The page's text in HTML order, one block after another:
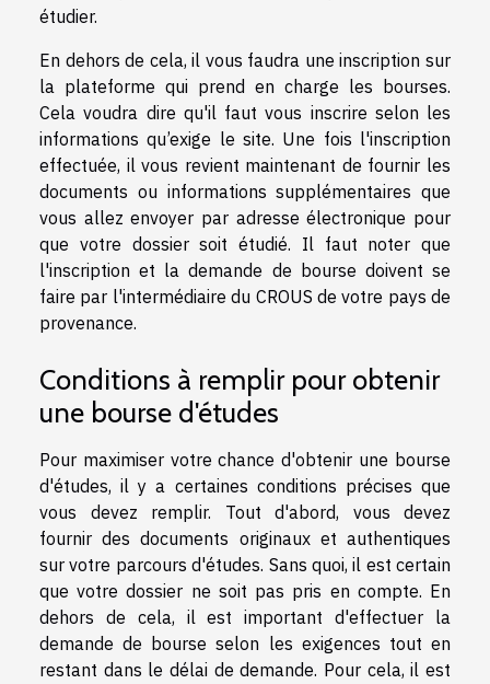
étudier.
En dehors de cela, il vous faudra une inscription sur
la plateforme qui prend en charge les bourses.
Cela voudra dire qu'il faut vous inscrire selon les
informations qu’exige le site. Une fois l'inscription
effectuée, il vous revient maintenant de fournir les
documents ou informations supplémentaires que
vous allez envoyer par adresse électronique pour
que votre dossier soit étudié. Il faut noter que
l'inscription et la demande de bourse doivent se
faire par l'intermédiaire du CROUS de votre pays de
provenance.
Conditions à remplir pour obtenir
une bourse d'études
Pour maximiser votre chance d'obtenir une bourse
d'études, il y a certaines conditions précises que
vous devez remplir. Tout d'abord, vous devez
fournir des documents originaux et authentiques
sur votre parcours d'études. Sans quoi, il est certain
que votre dossier ne soit pas pris en compte. En
dehors de cela, il est important d'effectuer la
demande de bourse selon les exigences tout en
restant dans le délai de demande. Pour cela, il est